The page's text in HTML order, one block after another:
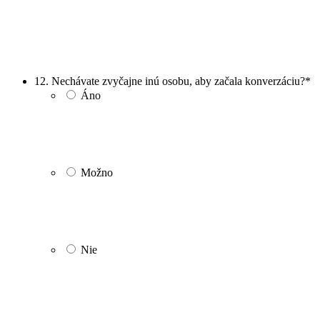
12. Nechávate zvyčajne inú osobu, aby začala konverzáciu?*
Áno
Možno
Nie